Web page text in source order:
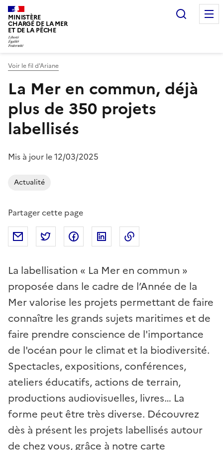
MINISTÈRE
CHARGÉ DE LA MER
ET DE LA PÊCHE
Voir le fil d'Ariane
La Mer en commun, déjà
plus de 350 projets
labellisés
Mis à jour le 12/03/2025
Actualité
Partager cette page
Partager par mailPartager sur Twitter
Partager sur Facebook
Partager sur Linkedin
La labellisation « La Mer en commun »
proposée dans le cadre de l’Année de la
Mer valorise les projets permettant de faire
connaître les grands sujets maritimes et de
faire prendre conscience de l'importance
de l'océan pour le climat et la biodiversité.
Spectacles, expositions, conférences,
ateliers éducatifs, actions de terrain,
productions audiovisuelles, livres… La
forme peut être très diverse. Découvrez
dès à présent les projets labellisés autour
de chez vous, grâce à notre carte